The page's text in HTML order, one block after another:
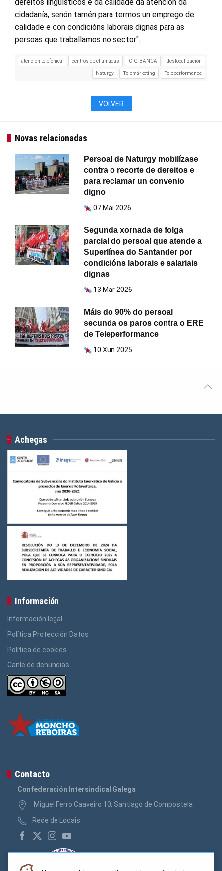
dereitos lingüísticos e da calidade da atención da
cidadanía, senón tamén para termos un emprego de
calidade e con condicións laborais dignas para as
persoas que traballamos no sector".
atención telefónica centros de chamadas CIG-BANCA deslocalización
Naturgy Telemárketing Teleperformance
VOLVER
Novas relacionadas
Persoal de Naturgy mobilízase
contra o recorte de dereitos e
para reclamar un convenio
digno
07 Mai 2026
Segunda xornada de folga
parcial do persoal que atende a
Superlínea do Santander por
condicións laborais e salariais
dignas
13 Mar 2026
Máis do 90% do persoal
secunda os paros contra o ERE
de Teleperformance
10 Xun 2025
Achegas
Información
Información legal
Política Protección Datos
Política de cookies
Canle de denuncias
Contacto
Confederación Intersindical Galega
Miguel Ferro Caaveiro 10, Santiago de Compostela
Rede de Locais